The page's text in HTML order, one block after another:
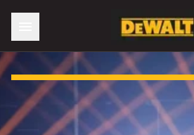
Slide 1 of 3: DEWALT x McLAREN